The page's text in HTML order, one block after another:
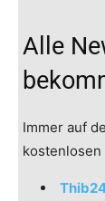
Alle
Immer auf